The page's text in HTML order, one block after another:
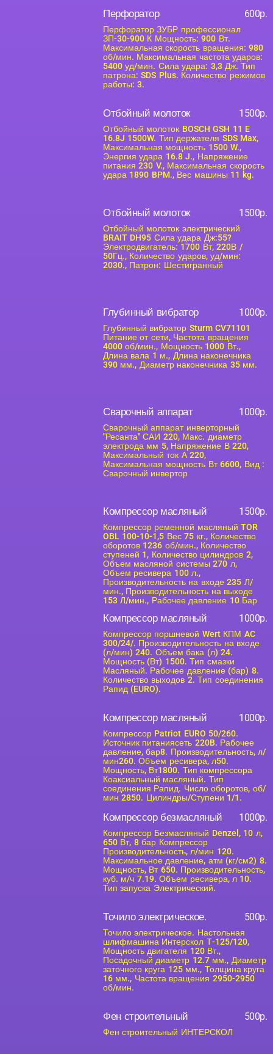
Перфоратор 600р.
Перфоратор ЗУБР профессионал
ЗП-30-900 К Мощность: 900 Вт.
Максимальная скорость вращения: 980
об/мин. Максимальная частота ударов:
5400 уд/мин. Сила удара: 3,3 Дж. Тип
патрона: SDS Plus. Количество режимов
работы: 3.
Отбойный молоток 1500р.
Отбойный молоток BOSCH GSH 11 E
16.8J 1500W. Тип держателя SDS Max,
Максимальная мощность 1500 W.,
Энергия удара 16.8 J., Напряжение
питания 230 V., Максимальная скорость
удара 1890 BPM., Вес машины 11 kg.
Отбойный молоток 1500р.
Отбойный молоток электрический
BRAIT DH95 Сила удара Дж:55?
Электродвигатель: 1700 Вт, 220В /
50Гц., Количество ударов, уд/мин:
2030., Патрон: Шестигранный
Глубинный вибратор 1000р.
Глубинный вибратор Sturm CV71101
Питание от сети, Частота вращения
4000 об/мин., Мощность 1000 Вт.,
Длина вала 1 м., Длина наконечника
390 мм., Диаметр наконечника 35 мм.
Сварочный аппарат 1000р.
Сварочный аппарат инверторный
"Ресанта" САИ 220, Макс. диаметр
электрода мм 5, Напряжение В 220,
Максимальный ток А 220,
Максимальная мощность Вт 6600, Вид :
Сварочный инвертор
Компрессор масляный 1500р.
Компрессор ременной масляный TOR
OBL 100-10-1,5 Вес 75 кг., Количество
оборотов 1236 об/мин., Количество
ступеней 1, Количество цилиндров 2,
Объем масляной системы 270 л,
Объем ресивера 100 л.,
Производительность на входе 235 Л/
мин., Производительность на выходе
153 Л/мин., Рабочее давление 10 Бар
Компрессор масляный 1000р.
Компрессор поршневой Wert КПМ AC
300/24/. Производительность на входе
(л/мин) 240. Объем бака (л) 24.
Мощность (Вт) 1500. Тип смазки
Масляный. Рабочее давление (бар) 8.
Количество выходов 2. Тип соединения
Рапид (EURO).
Компрессор масляный 1000р.
Компрессор Patriot EURO 50/260.
Источник питаниясеть 220B. Рабочее
давление, бар8. Производительность, л/
мин260. Объем ресивера, л50.
Мощность, Вт1800. Тип компрессора
Коаксиальный масляный. Тип
соединения Рапид. Число оборотов, об/
мин 2850. Цилиндры/Ступени 1/1.
Компрессор безмасляный 1000р.
Компрессор Безмасляный Denzel, 10 л,
650 Вт, 8 бар Компрессор
Производительность, л/мин 120.
Максимальное давление, атм (кг/см2) 8.
Мощность, Вт 650. Производительность,
куб. м/ч 7.19. Объем ресивера, л 10.
Тип запуска Электрический.
Точило электрическое. 500р.
Точило электрическое. Настольная
шлифмашина Интерскол Т-125/120,
Мощность двигателя 120 Вт.,
Посадочный диаметр 12.7 мм., Диаметр
заточного круга 125 мм., Толщина круга
16 мм., Частота вращения 2950-2950
об/мин.
Фен строительный 500р.
Фен строительный ИНТЕРСКОЛ